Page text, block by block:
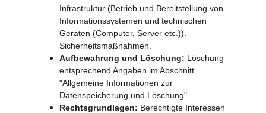
Infrastruktur (Betrieb und Bereitstellung von
Informationssystemen und technischen
Geräten (Computer, Server etc.)).
Sicherheitsmaßnahmen.
Aufbewahrung und Löschung: Löschung
entsprechend Angaben im Abschnitt
"Allgemeine Informationen zur
Datenspeicherung und Löschung".
Rechtsgrundlagen: Berechtigte Interessen